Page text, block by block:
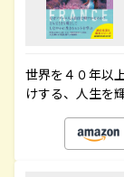
世界を４０年以
けする、人生を